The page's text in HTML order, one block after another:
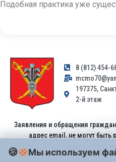
Подобная практика уже
8 (812) 454-
197375,
2-й этаж
Заявления и обращения
адрес email, не могут быть
принимаются только: по почте,
Мы используем